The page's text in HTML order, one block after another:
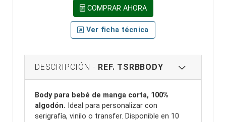
COMPRAR AHORA
Ver ficha técnica
DESCRIPCIÓN - REF. TSRBBODY
Body para bebé de manga corta, 100%
algodón. Ideal para personalizar con
serigrafía, vinilo o transfer. Disponible en 10